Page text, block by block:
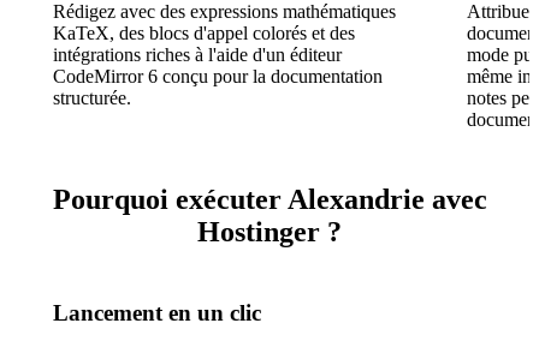
Rédigez avec des expressions mathématiques
KaTeX, des blocs d'appel colorés et des
intégrations riches à l'aide d'un éditeur
CodeMirror 6 conçu pour la documentation
structurée.
mode
même
notes
Pourquoi exécuter Alexandrie avec
Hostinger ?
Lancement en un clic